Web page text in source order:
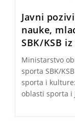
Javni
nauke,
SBK/KSB
Ministarstvo
sporta SBK/
sporta i
oblasti sporta i